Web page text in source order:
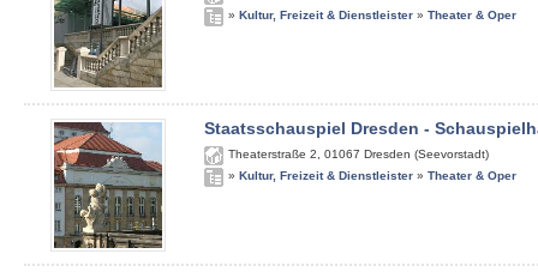
» Kultur, Freizeit & Dienstleister » Theater & Oper
Staatsschauspiel Dresden -
Theaterstraße 2 01067 Dresden (Seevorstadt)
» Kultur, Freizeit & Dienstleister » Theater & Oper